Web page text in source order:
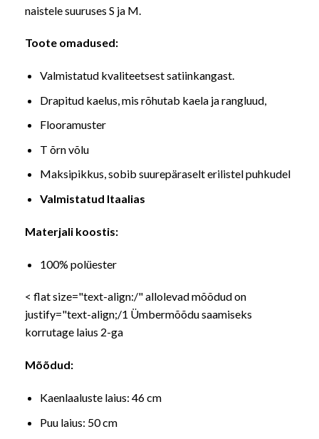
naistele suuruses S ja M.
Toote omadused:
Valmistatud kvaliteetsest satiinkangast.
Drapitud kaelus, mis rõhutab kaela ja rangluud,
Flooramuster
T õrn võlu
Maksipikkus, sobib suurepäraselt erilistel puhkudel
Valmistatud Itaalias
Materjali koostis:
100% polüester
< flat size="text-align:/" allolevad mõõdud on
justify="text-align;/1 Ümbermõõdu saamiseks
korrutage laius 2-ga
Mõõdud:
Kaenlaaluste laius: 46 cm
Puu laius: 50 cm